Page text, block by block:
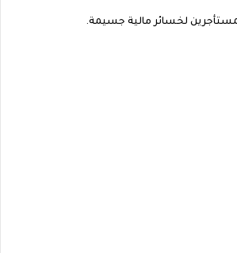
لخسائر مالية جسيمة.